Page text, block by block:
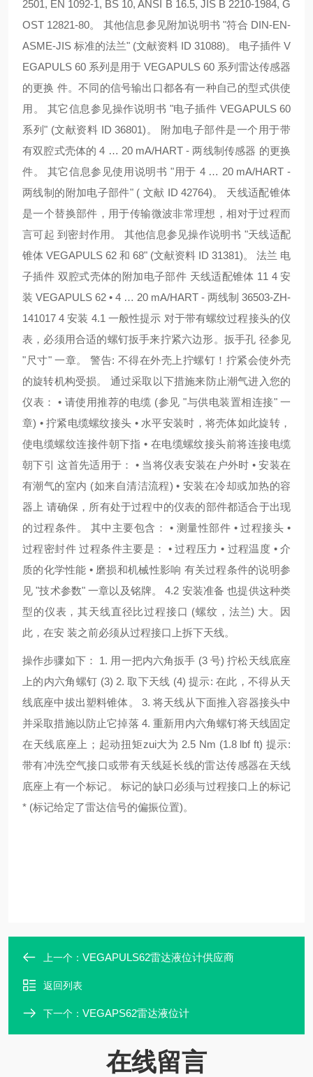
2501, EN 1092-1, BS 10, ANSI B 16.5, JIS B 2210-1984, G
OST 12821-80。 其他信息参见附加说明书 "符合 DIN-EN-
ASME-JIS 标准的法兰" (文献资料 ID 31088)。 电子插件 V
EGAPULS 60 系列是用于 VEGAPULS 60 系列雷达传感器
的更换 件。不同的信号输出口都各有一种自己的型式供使
用。 其它信息参见操作说明书 "电子插件 VEGAPULS 60
系列" (文献资料 ID 36801)。 附加电子部件是一个用于带
有双腔式壳体的 4 … 20 mA/HART - 两线制传感器 的更换
件。 其它信息参见使用说明书 "用于 4 … 20 mA/HART -
两线制的附加电子部件" ( 文献 ID 42764)。 天线适配锥体
是一个替换部件，用于传输微波非常理想，相对于过程而
言可起 到密封作用。 其他信息参见操作说明书 "天线适配
锥体 VEGAPULS 62 和 68" (文献资料 ID 31381)。 法兰 电
子插件 双腔式壳体的附加电子部件 天线适配锥体 11 4 安
装 VEGAPULS 62 • 4 … 20 mA/HART - 两线制 36503-ZH-
141017 4 安装 4.1 一般性提示 对于带有螺纹过程接头的仪
表，必须用合适的螺钉扳手来拧紧六边形。扳手孔 径参见
"尺寸" 一章。 警告: 不得在外壳上拧螺钉！拧紧会使外壳
的旋转机构受损。 通过采取以下措施来防止潮气进入您的
仪表： • 请使用推荐的电缆 (参见 "与供电装置相连接" 一
章) • 拧紧电缆螺纹接头 • 水平安装时，将壳体如此旋转，
使电缆螺纹连接件朝下指 • 在电缆螺纹接头前将连接电缆
朝下引 这首先适用于： • 当将仪表安装在户外时 • 安装在
有潮气的室内 (如来自清洁流程) • 安装在冷却或加热的容
器上 请确保，所有处于过程中的仪表的部件都适合于出现
的过程条件。 其中主要包含： • 测量性部件 • 过程接头 •
过程密封件 过程条件主要是： • 过程压力 • 过程温度 • 介
质的化学性能 • 磨损和机械性影响 有关过程条件的说明参
见 "技术参数" 一章以及铭牌。 4.2 安装准备 也提供这种类
型的仪表，其天线直径比过程接口 (螺纹，法兰) 大。因
此，在安 装之前必须从过程接口上拆下天线。
操作步骤如下： 1. 用一把内六角扳手 (3 号) 拧松天线底座
上的内六角螺钉 (3) 2. 取下天线 (4) 提示: 在此，不得从天
线底座中拔出塑料锥体。 3. 将天线从下面推入容器接头中
并采取措施以防止它掉落 4. 重新用内六角螺钉将天线固定
在天线底座上；起动扭矩zui大为 2.5 Nm (1.8 lbf ft) 提示:
带有冲洗空气接口或带有天线延长线的雷达传感器在天线
底座上有一个标记。 标记的缺口必须与过程接口上的标记
* (标记给定了雷达信号的偏振位置)。
上一个： VEGAPULS62雷达液位计供应商
返回列表
下一个： VEGAPS62雷达液位计
在线留言